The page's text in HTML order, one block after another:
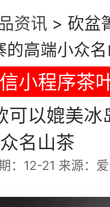
资讯 > 砍盆
的高端小众
小程序茶
可以媲美冰
名山茶
：12-21 来源：